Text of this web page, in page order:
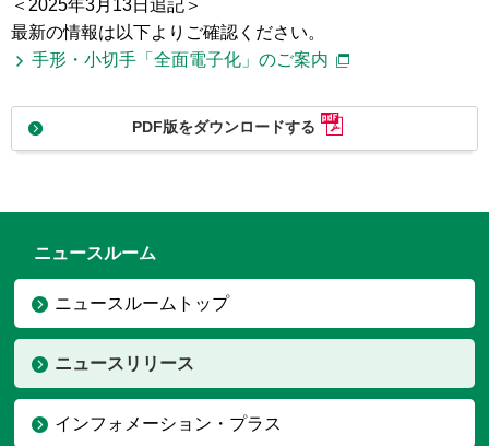
＜2025年3月13日追記＞
最新の情報は以下よりご確認ください。
手形・小切手「全面電子化」のご案内
PDF版をダウンロードする
ニュースルーム
ニュースルームトップ
ニュースリリース
インフォメーション・プラス